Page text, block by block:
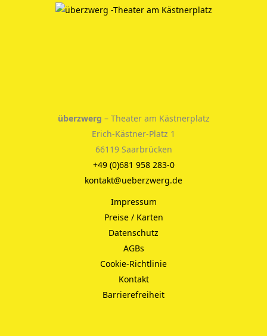
überzwerg – Theater am Kästnerplatz
Erich-Kästner-Platz 1
66119 Saarbrücken
+49 (0)681 958 283-0
kontakt@ueberzwerg.de
Impressum
Preise / Karten
Datenschutz
AGBs
Cookie-Richtlinie
Kontakt
Barrierefreiheit